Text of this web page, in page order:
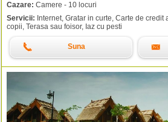
Cazare: Camere - 10 locuri
Servicii: Internet, Gratar in curte, Carte de
copii, Terasa sau foisor, Iaz cu pesti
Suna